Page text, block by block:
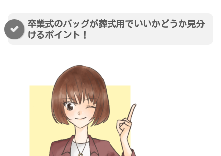
卒業式のバッグが葬式用でいいかどうか見分
けるポイント！